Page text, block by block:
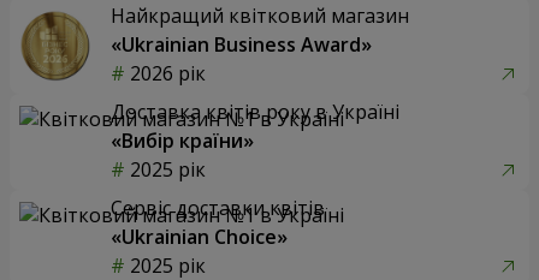
Найкращий квітковий магазин
«Ukrainian Business Award»
2026 рік
Доставка квітів року в Україні
«Вибір країни»
2025 рік
Сервіс доставки квітів
«Ukrainian Choice»
2025 рік